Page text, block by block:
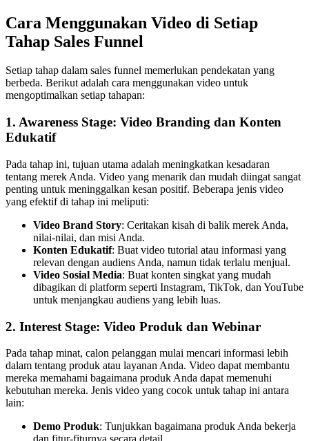
Cara Menggunakan Video di Setiap
Tahap Sales Funnel
Setiap tahap dalam sales funnel memerlukan pendekatan yang
berbeda. Berikut adalah cara menggunakan video untuk
mengoptimalkan setiap tahapan:
1. Awareness Stage: Video Branding dan Konten
Edukatif
Pada tahap ini, tujuan utama adalah meningkatkan kesadaran
tentang merek Anda. Video yang menarik dan mudah diingat sangat
penting untuk meninggalkan kesan positif. Beberapa jenis video
yang efektif di tahap ini meliputi:
Video Brand Story: Ceritakan kisah di balik merek Anda,
nilai-nilai, dan misi Anda.
Konten Edukatif: Buat video tutorial atau informasi yang
relevan dengan audiens Anda, namun tidak terlalu menjual.
Video Sosial Media: Buat konten singkat yang mudah
dibagikan di platform seperti Instagram, TikTok, dan YouTube
untuk menjangkau audiens yang lebih luas.
2. Interest Stage: Video Produk dan Webinar
Pada tahap minat, calon pelanggan mulai mencari informasi lebih
dalam tentang produk atau layanan Anda. Video dapat membantu
mereka memahami bagaimana produk Anda dapat memenuhi
kebutuhan mereka. Jenis video yang cocok untuk tahap ini antara
lain:
Demo Produk: Tunjukkan bagaimana produk Anda bekerja